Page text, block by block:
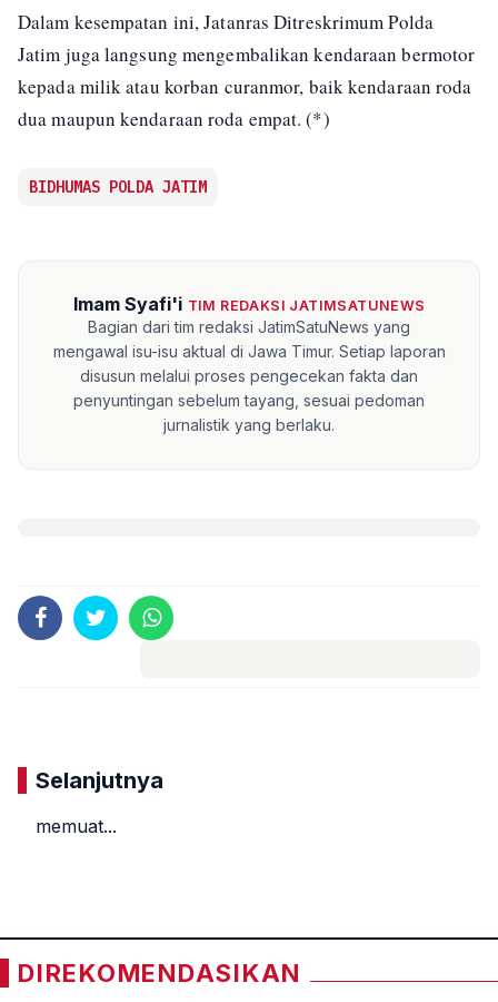
Dalam kesempatan ini, Jatanras Ditreskrimum Polda
Jatim juga langsung mengembalikan kendaraan bermotor
kepada milik atau korban curanmor, baik kendaraan roda
dua maupun kendaraan roda empat. (*)
BIDHUMAS POLDA JATIM
Imam Syafi'i TIM REDAKSI JATIMSATUNEWS
Bagian dari tim redaksi JatimSatuNews yang
mengawal isu-isu aktual di Jawa Timur. Setiap laporan
disusun melalui proses pengecekan fakta dan
penyuntingan sebelum tayang, sesuai pedoman
jurnalistik yang berlaku.
Selanjutnya
memuat...
DIREKOMENDASIKAN